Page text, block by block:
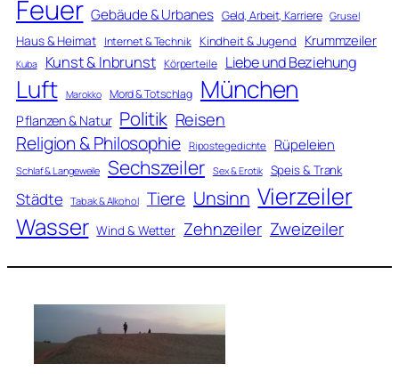
Feuer Gebäude & Urbanes Geld, Arbeit, Karriere Grusel
Haus & Heimat Internet & Technik Kindheit & Jugend Krummzeiler
Kuba Kunst & Inbrunst Körperteile Liebe und Beziehung
Luft Marokko Mord & Totschlag München
Pflanzen & Natur Politik Reisen
Religion & Philosophie Ripostegedichte Rüpeleien
Schlaf & Langeweile Sechszeiler Sex & Erotik Speis & Trank
Städte Tabak & Alkohol Tiere Unsinn Vierzeiler
Wasser Wind & Wetter Zehnzeiler Zweizeiler